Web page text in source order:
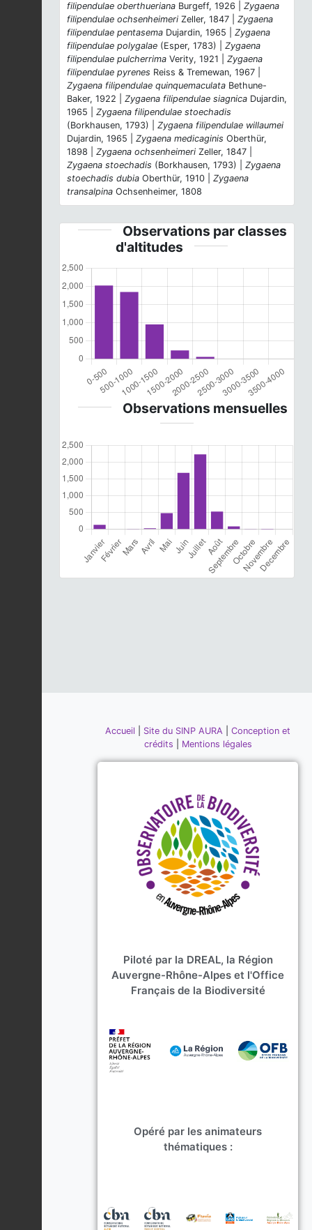
filipendulae oberthueriana Burgeff, 1926 | Zygaena
filipendulae ochsenheimeri Zeller, 1847 | Zygaena
filipendulae pentasema Dujardin, 1965 | Zygaena
filipendulae polygalae (Esper, 1783) | Zygaena
filipendulae pulcherrima Verity, 1921 | Zygaena
filipendulae pyrenes Reiss & Tremewan, 1967 |
Zygaena filipendulae quinquemaculata Bethune-
Baker, 1922 | Zygaena filipendulae siagnica Dujardin,
1965 | Zygaena filipendulae stoechadis
(Borkhausen, 1793) | Zygaena filipendulae willaumei
Dujardin, 1965 | Zygaena medicaginis Oberthür,
1898 | Zygaena ochsenheimeri Zeller, 1847 |
Zygaena stoechadis (Borkhausen, 1793) | Zygaena
stoechadis dubia Oberthür, 1910 | Zygaena
transalpina Ochsenheimer, 1808
Observations par classes
d'altitudes
Observations mensuelles
Accueil Site du SINP AURA
Conception et
crédits
Mentions légales
Piloté par la DREAL, la Région
Auvergne-Rhône-Alpes et l'Office
Français de la Biodiversité
Opéré par les animateurs
thématiques :